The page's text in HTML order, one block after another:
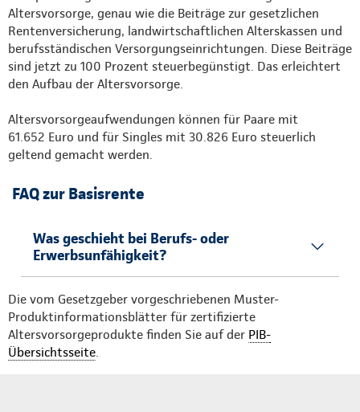
Altersvorsorge, genau wie die Beiträge zur gesetzlichen
Rentenversicherung, landwirtschaftlichen Alterskassen und
berufsständischen Versorgungseinrichtungen. Diese Beiträge
sind jetzt zu 100 Prozent steuerbegünstigt. Das erleichtert
den Aufbau der Altersvorsorge.
Altersvorsorgeaufwendungen können für Paare mit
61.652 Euro und für Singles mit 30.826 Euro steuerlich
geltend gemacht werden.
FAQ zur Basisrente
Was geschieht bei Berufs- oder
Erwerbsunfähigkeit?
Die vom Gesetzgeber vorgeschriebenen Muster-
Produktinformationsblätter für zertifizierte
Altersvorsorgeprodukte finden Sie auf der PIB-
Übersichtsseite